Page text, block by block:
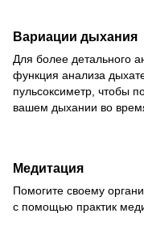
Вариации дыхания
Для более детального
функция анализа
пульсоксиметр, чтобы
вашем дыхании во
Медитация
Помогите своему
с помощью практик